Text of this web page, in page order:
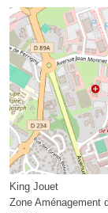
King Jouet
Zone Aménagement